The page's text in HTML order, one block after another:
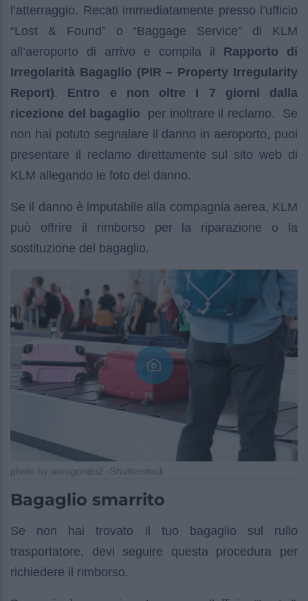
l’atterraggio. Recati immediatamente presso l’ufficio
“Lost & Found” o “Baggage Service” di KLM
all’aeroporto di arrivo e compila il Rapporto di
Irregolarità Bagaglio (PIR – Property Irregularity
Report). Entro e non oltre I 7 giorni dalla
ricezione del bagaglio per inoltrare il reclamo. Se
non hai potuto segnalare il danno in aeroporto, puoi
presentare il reclamo direttamente sul sito web di
KLM allegando le foto del danno.
Se il danno è imputabile alla compagnia aerea, KLM
può offrire il rimborso per la riparazione o la
sostituzione del bagaglio.
photo by aerogondo2 -Shutterstock
Bagaglio smarrito
Se non hai trovato il tuo bagaglio sul rullo
trasportatore, devi seguire questa procedura per
richiedere il rimborso.